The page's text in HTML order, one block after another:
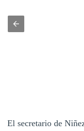
El secretario de